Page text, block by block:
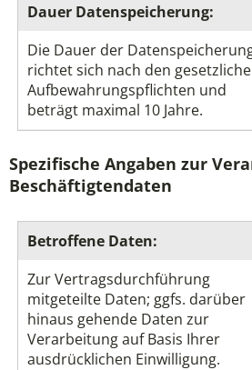
Dauer Datenspeicherung:
Die Dauer der
richtet sich nach den
Aufbewahrungspflichten und
beträgt maximal 10 Jahre.
Spezifische Angaben zur
Beschäftigtendaten
Betroffene Daten:
Zur Vertragsdurchführung
mitgeteilte Daten; ggfs. darüber
hinaus gehende Daten zur
Verarbeitung auf Basis Ihrer
ausdrücklichen Einwilligung.